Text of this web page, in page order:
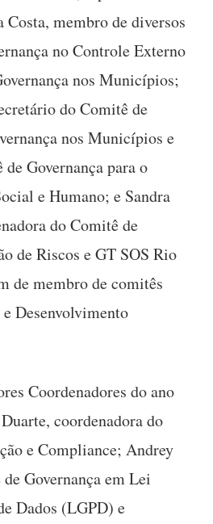
membro de diversos
no Controle Externo
nos Municípios;
do Comitê de
nos Municípios e
Governança para o
e Humano; e Sandra
do Comitê de
de Riscos e GT SOS Rio
de membro de comitês
Desenvolvimento
Coordenadores do ano
coordenadora do
e Compliance; Andrey
Governança em Lei
Dados (LGPD) e